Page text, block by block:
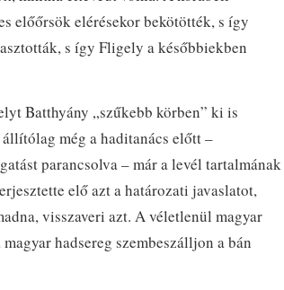
előőrsök elérésekor bekötötték, s így
s így Fligely a későbbiekben
Batthyány „szűkebb körben” ki is
még a haditanács előtt –
parancsolva – már a levél tartalmának
elő azt a határozati javaslatot,
visszaveri azt. A véletlenül magyar
hadsereg szembeszálljon a bán